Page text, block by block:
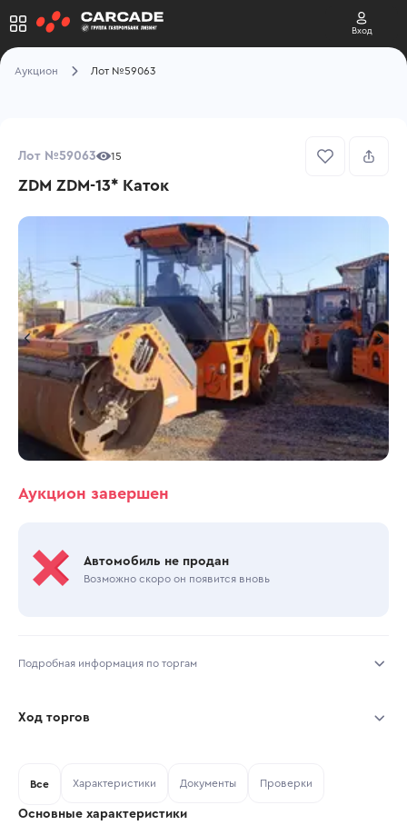
Вход
Аукцион Лот №59063
Лот №59063 15
ZDM ZDM-13* Каток
Аукцион завершен
Автомобиль не продан
Возможно скоро он появится вновь
Подробная информация по торгам
Тип аукциона: Открытые торги
Ход торгов
Все Характеристики Документы Проверки
Основные характеристики